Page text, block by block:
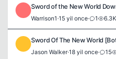
Sword of the New World
Warrison1 ·15 yil once· 1 6.3K
Sword Of The New World
Jason Walker·18 yil once· 15